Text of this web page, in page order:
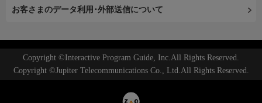
お客さまのデータ利用･外部送信について
Copyright ©Interactive Program Guide, Inc.All Rights Reserved.
Copyright ©Jupiter Telecommunications Co., Ltd.All Rights Reserved.